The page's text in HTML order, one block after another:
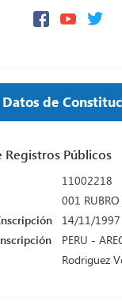
Datos de
Registros Públicos
11002218
001
14/11/1997
PERU -
Rodriguez